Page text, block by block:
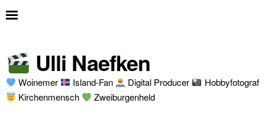
Ulli Naefken
Woinemer Island-Fan Digital Producer
Hobbyfotograf
Kirchenmensch
Zweiburgenheld